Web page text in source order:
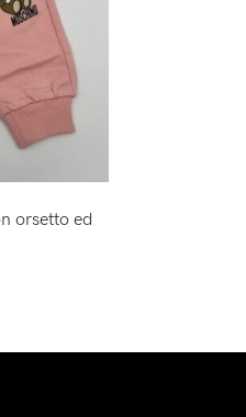
orsetto ed